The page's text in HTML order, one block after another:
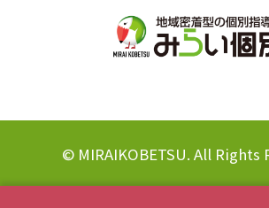
© MIRAIKOBETSU. All Rights